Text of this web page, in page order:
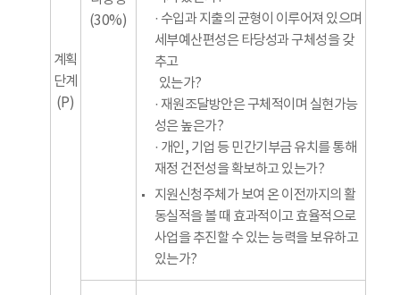
계획
단계
(P)
(30%)
· 수입과 지출의 균형이 이루어져 있으며
세부예산편성은 타당성과 구체성을 갖
추고
있는가?
· 재원조달방안은 구체적이며 실현가능
성은 높은가?
· 개인, 기업 등 민간기부금 유치를 통해
재정 건전성을 확보하고 있는가?
지원신청주체가 보여 온 이전까지의 활
동실적을 볼 때 효과적이고 효율적으로
사업을 추진할 수 있는 능력을 보유하고
있는가?